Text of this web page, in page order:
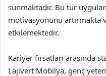
sunmaktadır. Bu tür
motivasyonunu
etkilemektedir.
Kariyer fırsatları arasında
Lajivert Mobilya, genç